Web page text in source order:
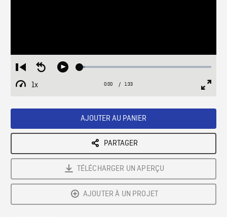
Restart
from
beginning
Seek
Play Loaded:
1x
Playback
Current
0:00 / Duration
1:33
AJOUTER AU PANIER
PARTAGER
TÉLÉCHARGER UN APERÇU
AJOUTER À UN PROJET